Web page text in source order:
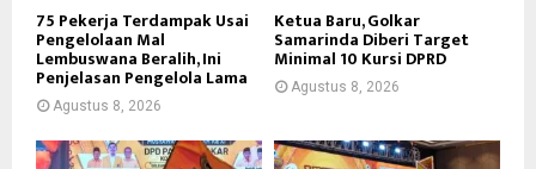
75 Pekerja Terdampak Usai
Pengelolaan Mal
Lembuswana Beralih, Ini
Penjelasan Pengelola Lama
Agustus 8, 2026
Ketua Baru, Golkar
Samarinda Diberi Target
Minimal 10 Kursi DPRD
Agustus 8, 2026